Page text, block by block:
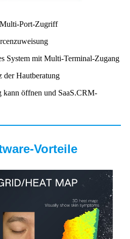
Port-Zugriff
System mit Multi-Terminal-Zugang
der Hautberatung
kann öffnen und SaaS.CRM-
Vorteile